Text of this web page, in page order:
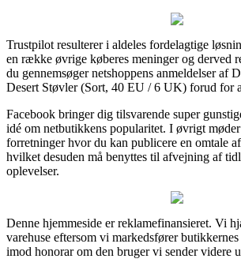
Trustpilot resulterer i aldeles fordelagtige
en række øvrige køberes meninger og derved
du gennemsøger netshoppens anmeldelser af
Desert Støvler (Sort, 40 EU / 6 UK) forud for
Facebook bringer dig tilsvarende super
idé om netbutikkens popularitet. I øvrigt
forretninger hvor du kan publicere en omtale
hvilket desuden må benyttes til afvejning af
oplevelser.
Denne hjemmeside er reklamefinansieret. Vi
varehuse eftersom vi markedsfører
imod honorar om den bruger vi sender videre